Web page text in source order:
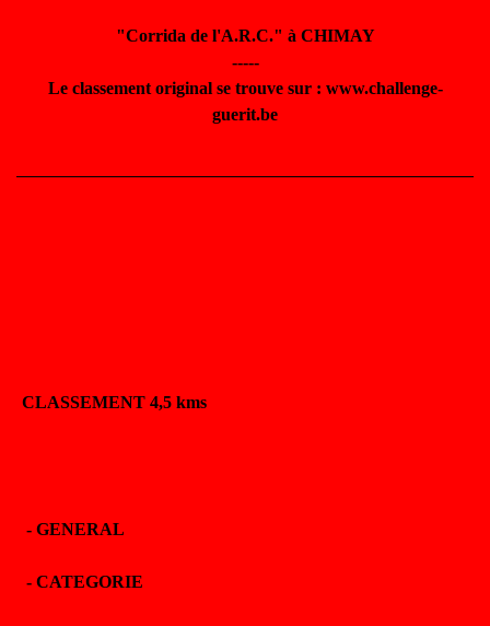
"Corrida de l'A.R.C." à CHIMAY
-----
Le classement original se trouve sur : www.challenge-
guerit.be
CLASSEMENT 4,5 kms
- GENERAL
- CATEGORIE